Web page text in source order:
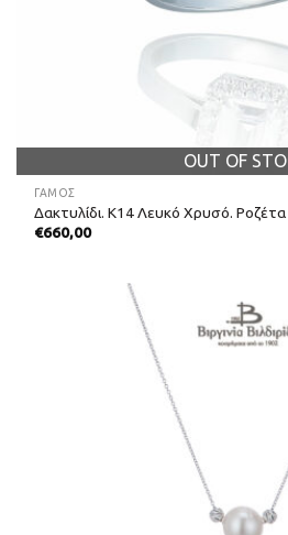
OUT OF
ΓΑΜΟΣ
Δακτυλίδι. Κ14 Λευκό Χρυσό. Ροζέτα
€660,00